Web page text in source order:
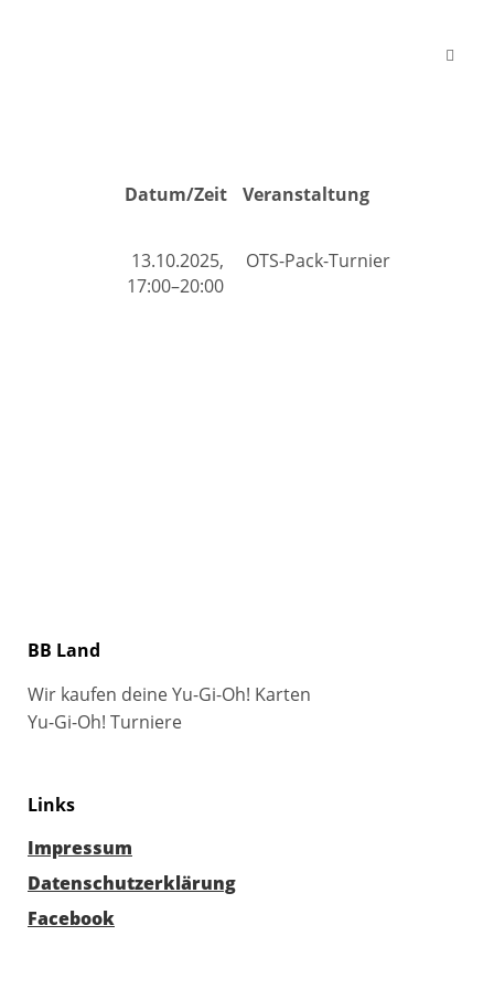
Datum/Zeit Veranstaltung
13.10.2025,
17:00–20:00
OTS-Pack-Turnier
BB Land
Wir kaufen deine Yu-Gi-Oh! Karten
Yu-Gi-Oh! Turniere
Links
Impressum
Datenschutzerklärung
Facebook